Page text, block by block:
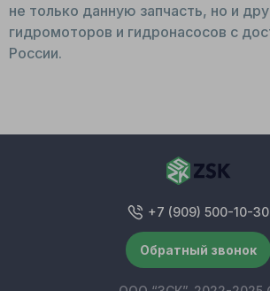
не только данную запчасть, но и
гидромоторов и гидронасосов с
России.
+7 (909) 500-10-30
Обратный звонок